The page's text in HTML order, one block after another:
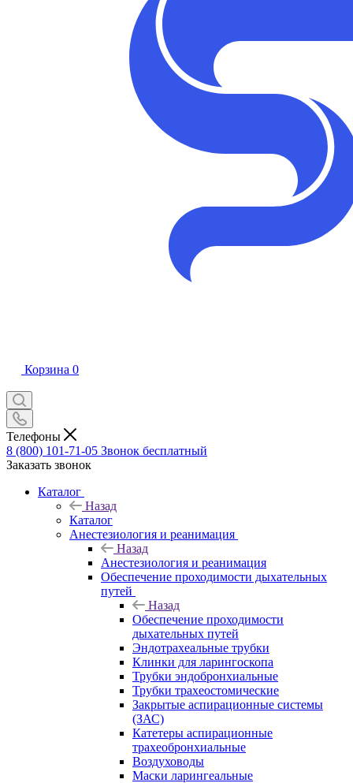
Корзина 0
Телефоны
8 (800) 101-71-05 Звонок бесплатный
Заказать звонок
Каталог
Назад
Каталог
Анестезиология и реанимация
Назад
Анестезиология и реанимация
Обеспечение проходимости дыхательных
путей
Назад
Обеспечение проходимости
дыхательных путей
Эндотрахеальные трубки
Клинки для ларингоскопа
Трубки эндобронхиальные
Трубки трахеостомические
Закрытые аспирационные системы
(ЗАС)
Катетеры аспирационные
трахеобронхиальные
Воздуховоды
Маски ларингеальные